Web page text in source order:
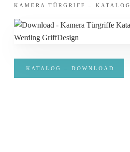
KAMERA TÜRGRIFF – KATALOG
KATALOG – DOWNLOAD